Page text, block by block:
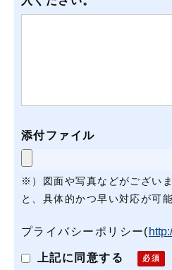
添付ファイル
※）図面や写真などがござい
と、具体的かつ早い対応が可能
プライバシーポリシー(
上記に同意する